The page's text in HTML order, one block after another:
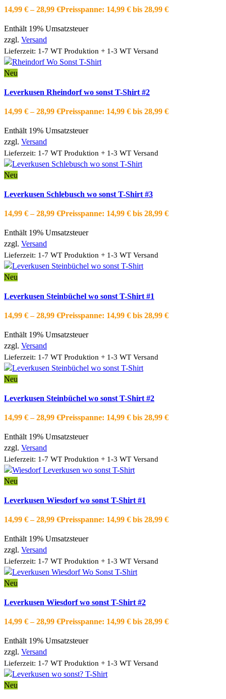
Zur Wishlist hinzufügen
14,99 € –28,99 €Preisspanne: 14,99 € bis 28,99 €
Enthält 19% Umsatzsteuer
zzgl. Versand
Lieferzeit: 1-7 WT Produktion + 1-3 WT Versand
Neu
Die Optionen können auf der Produktseite gewählt werden
Zur Wishlist hinzufügen
Leverkusen Rheindorf wo sonst T-Shirt #2
14,99 € –28,99 €Preisspanne: 14,99 € bis 28,99 €
Enthält 19% Umsatzsteuer
zzgl. Versand
Lieferzeit: 1-7 WT Produktion + 1-3 WT Versand
Neu
Die Optionen können auf der Produktseite gewählt werden
Zur Wishlist hinzufügen
Leverkusen Schlebusch wo sonst T-Shirt #3
14,99 € –28,99 €Preisspanne: 14,99 € bis 28,99 €
Enthält 19% Umsatzsteuer
zzgl. Versand
Lieferzeit: 1-7 WT Produktion + 1-3 WT Versand
Neu
Die Optionen können auf der Produktseite gewählt werden
Zur Wishlist hinzufügen
Leverkusen Steinbüchel wo sonst T-Shirt #1
14,99 € –28,99 €Preisspanne: 14,99 € bis 28,99 €
Enthält 19% Umsatzsteuer
zzgl. Versand
Lieferzeit: 1-7 WT Produktion + 1-3 WT Versand
Neu
Die Optionen können auf der Produktseite gewählt werden
Zur Wishlist hinzufügen
Leverkusen Steinbüchel wo sonst T-Shirt #2
14,99 € –28,99 €Preisspanne: 14,99 € bis 28,99 €
Enthält 19% Umsatzsteuer
zzgl. Versand
Lieferzeit: 1-7 WT Produktion + 1-3 WT Versand
Neu
Die Optionen können auf der Produktseite gewählt werden
Zur Wishlist hinzufügen
Leverkusen Wiesdorf wo sonst T-Shirt #1
14,99 € –28,99 €Preisspanne: 14,99 € bis 28,99 €
Enthält 19% Umsatzsteuer
zzgl. Versand
Lieferzeit: 1-7 WT Produktion + 1-3 WT Versand
Neu
Die Optionen können auf der Produktseite gewählt werden
Zur Wishlist hinzufügen
Leverkusen Wiesdorf wo sonst T-Shirt #2
14,99 € –28,99 €Preisspanne: 14,99 € bis 28,99 €
Enthält 19% Umsatzsteuer
zzgl. Versand
Lieferzeit: 1-7 WT Produktion + 1-3 WT Versand
Neu